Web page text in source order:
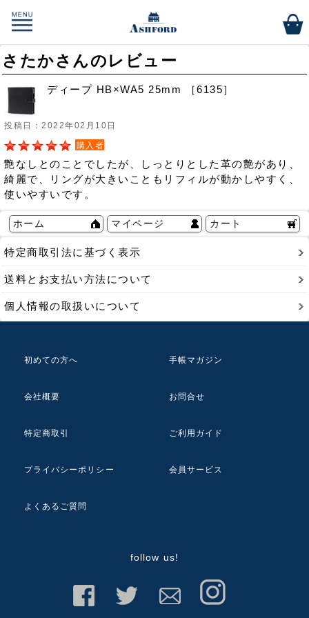
さたかさんのレビュー
ディープ HB×WA5 25mm ［6135］
投稿日：2022年02月10日
購入者
艶なしとのことでしたが、しっとりとした革の艶があり、
綺麗で、リングが大きいこともリフィルが動かしやすく、
使いやすいです。
ホーム マイページ カート
特定商取引法に基づく表示
送料とお支払い方法について
個人情報の取扱いについて
初めての方へ 手帳マガジン
会社概要 お問合せ
特定商取引 ご利用ガイド
プライバシーポリシー 会員サービス
よくあるご質問
follow us!